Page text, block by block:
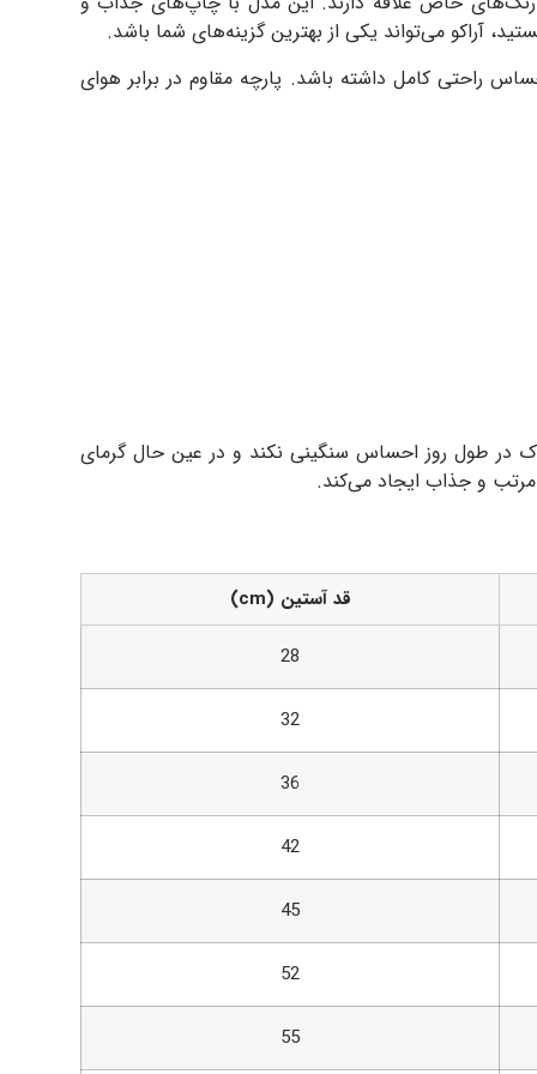
آراکو می‌تواند یکی از بهترین گزینه‌های شما باشد.
راحتی کامل داشته باشد. پارچه مقاوم در برابر هوای
در طول روز احساس سنگینی نکند و در عین حال گرمای
و جذاب ایجاد می‌کند.
قد آستین (cm)
28
32
36
42
45
52
55